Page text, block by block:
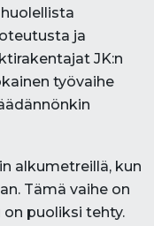
ja
JK:n
työvaihe
alkumetreillä, kun
Tämä vaihe on
on puoliksi tehty.